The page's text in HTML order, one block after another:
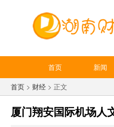
首页 新闻
首页 > 财经 > 正文
厦门翔安国际机场人